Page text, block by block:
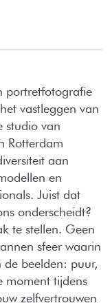
portretfotografie
vastleggen van
studio van
Rotterdam
aan
en
Juist dat
onderscheidt?
te stellen. Geen
sfeer waarin
de beelden: puur,
moment tijdens
zelfvertrouwen